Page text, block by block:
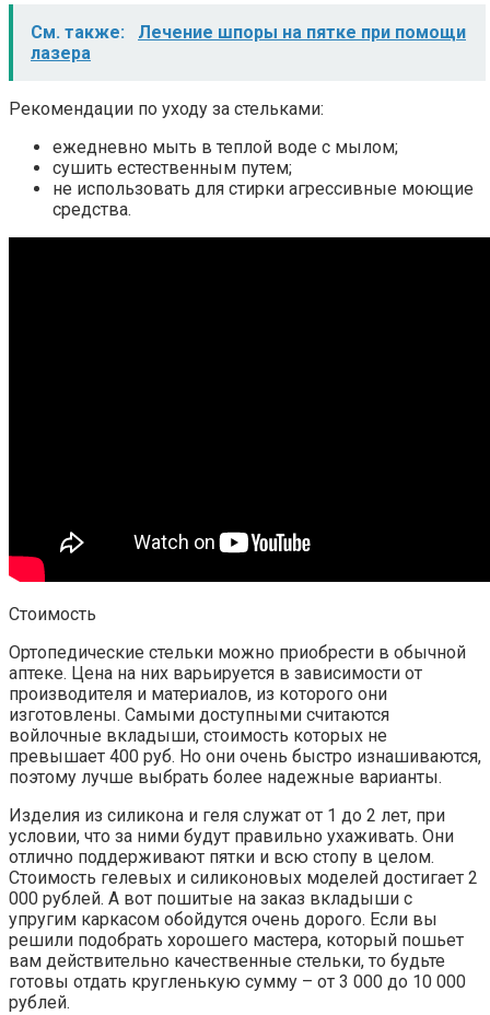
См. также:
Лечение шпоры на пятке при помощи
лазера
Рекомендации по уходу за стельками:
ежедневно мыть в теплой воде с мылом;
сушить естественным путем;
не использовать для стирки агрессивные моющие
средства.
Стоимость
Ортопедические стельки можно приобрести в обычной
аптеке. Цена на них варьируется в зависимости от
производителя и материалов, из которого они
изготовлены. Самыми доступными считаются
войлочные вкладыши, стоимость которых не
превышает 400 руб. Но они очень быстро изнашиваются,
поэтому лучше выбрать более надежные варианты.
Изделия из силикона и геля служат от 1 до 2 лет, при
условии, что за ними будут правильно ухаживать. Они
отлично поддерживают пятки и всю стопу в целом.
Стоимость гелевых и силиконовых моделей достигает 2
000 рублей. А вот пошитые на заказ вкладыши с
упругим каркасом обойдутся очень дорого. Если вы
решили подобрать хорошего мастера, который пошьет
вам действительно качественные стельки, то будьте
готовы отдать кругленькую сумму – от 3 000 до 10 000
рублей.